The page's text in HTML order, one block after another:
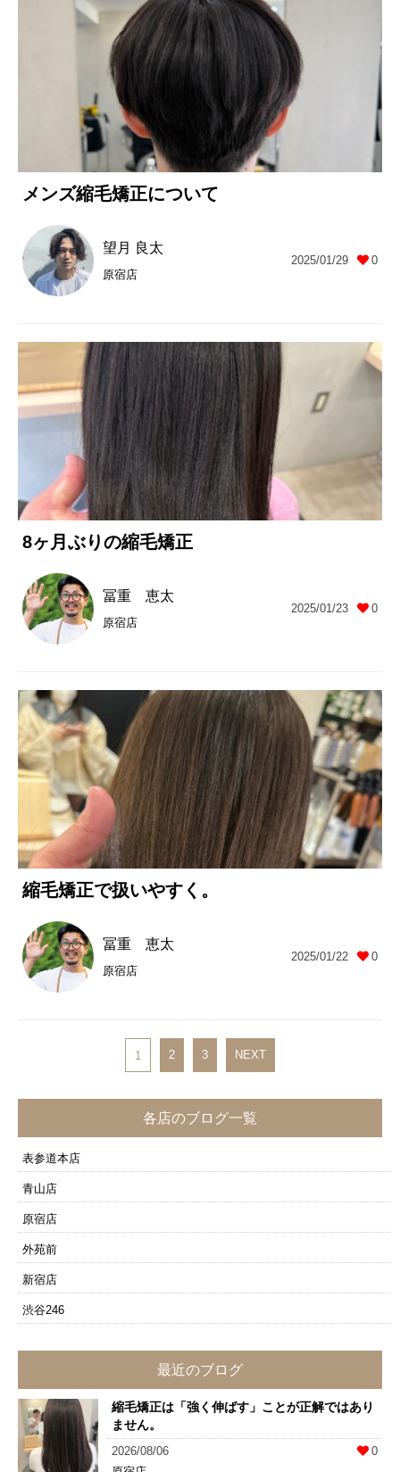
メンズ縮毛矯正について
望月 良太
原宿店
2025/01/29 0
8ヶ月ぶりの縮毛矯正
冨重 恵太
原宿店
2025/01/23 0
縮毛矯正で扱いやすく。
冨重 恵太
原宿店
2025/01/22 0
1 2 3 NEXT
各店のブログ一覧
表参道本店
青山店
原宿店
外苑前
新宿店
渋谷246
最近のブログ
縮毛矯正は「強く伸ばす」ことが正解ではあり
ません。
2026/08/06
0